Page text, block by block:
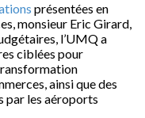
présentées en
monsieur Eric Girard,
l’UMQ a
ciblées pour
ainsi que des
par les aéroports